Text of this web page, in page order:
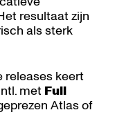
resultaat zijn
als sterk
releases keert
met Full
Atlas of